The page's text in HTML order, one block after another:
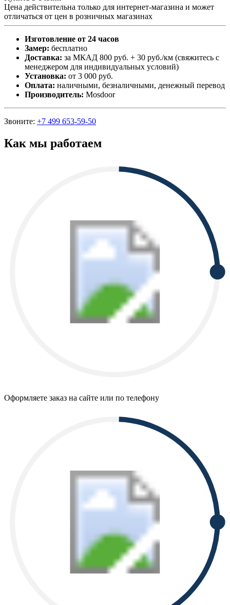
Цена действительна только для интернет-магазина и может
отличаться от цен в розничных магазинах
Изготовление от 24 часов
Замер: бесплатно
Доставка: за МКАД 800 руб. + 30 руб./км (свяжитесь с
менеджером для индивидуальных условий)
Установка: от 3 000 руб.
Оплата: наличными, безналичными, денежный перевод
Производитель: Mosdoor
Звоните: +7 499 653-59-50
Как мы работаем
Оформляете заказ на сайте или по телефону